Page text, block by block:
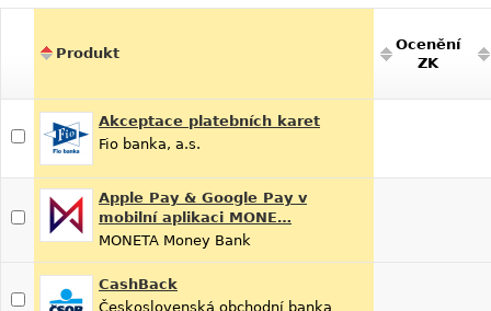
Produkt
Ocenění
ZK
Akceptace platebních karet
Fio banka, a.s.
Apple Pay & Google Pay v
mobilní aplikaci MONE…
MONETA Money Bank
CashBack
Československá obchodní banka